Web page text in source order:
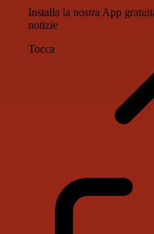
Installa la nostra App
notizie
Tocca